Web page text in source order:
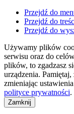
Przejdź do
Przejdź do
Przejdź do
Używamy plików
serwisu oraz do
plików, to zgadzasz
urządzenia.
zmieniając
polityce prywatności.